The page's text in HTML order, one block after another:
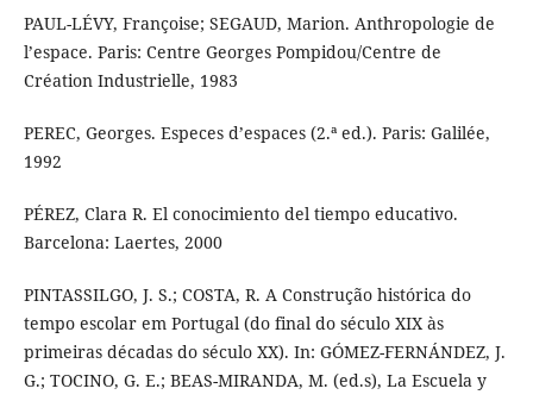
PAUL-LÉVY, Françoise; SEGAUD, Marion. Anthropologie de
l’espace. Paris: Centre Georges Pompidou/Centre de
Création Industrielle, 1983
PEREC, Georges. Especes d’espaces (2.ª ed.). Paris: Galilée,
1992
PÉREZ, Clara R. El conocimiento del tiempo educativo.
Barcelona: Laertes, 2000
PINTASSILGO, J. S.; COSTA, R. A Construção histórica do
tempo escolar em Portugal (do final do século XIX às
primeiras décadas do século XX). In: GÓMEZ-FERNÁNDEZ, J.
G.; TOCINO, G. E.; BEAS-MIRANDA, M. (ed.s), La Escuela y